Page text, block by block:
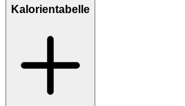
Kalorientabelle